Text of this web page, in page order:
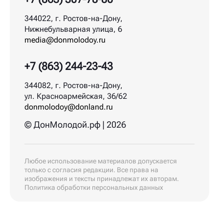
+7 (863) 244-23-43
344082, г. Ростов-на-Дону,
ул. Красноармейская, 36/62
donmolodoy@donland.ru
344022, г. Ростов-на-Дону,
Нижнебульварная улица, 6
media@donmolodoy.ru
© ДонМолодой.рф | 2026
Любое использование материалов допускается
только с согласия редакции. Все права на
изображения и тексты принадлежат их авторам.
Политика обработки персональных данных